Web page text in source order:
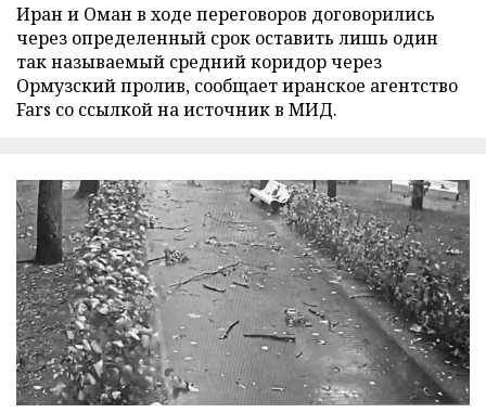
Иран и Оман в ходе переговоров договорились
через определенный срок оставить лишь один
так называемый средний коридор через
Ормузский пролив, сообщает иранское агентство
Fars со ссылкой на источник в МИД.